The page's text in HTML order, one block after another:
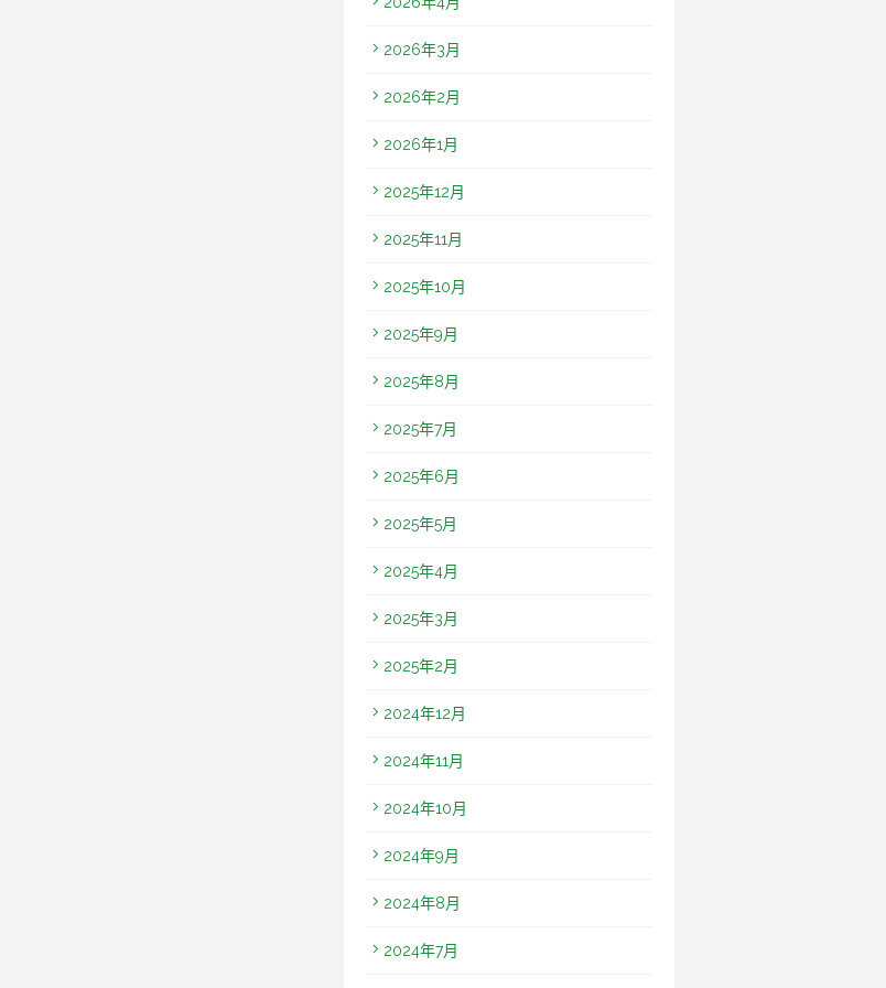
2026年3月
2026年2月
2026年1月
2025年12月
2025年11月
2025年10月
2025年9月
2025年8月
2025年7月
2025年6月
2025年5月
2025年4月
2025年3月
2025年2月
2024年12月
2024年11月
2024年10月
2024年9月
2024年8月
2024年7月